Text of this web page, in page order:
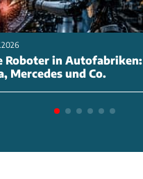
Roboter in Autofabriken:
Mercedes und Co.